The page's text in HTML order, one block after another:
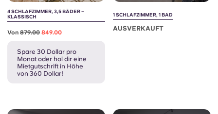
4 SCHLAFZIMMER, 3,5 BÄDER –
KLASSISCH
Von 879.00 849.00
Spare 30 Dollar pro
Monat oder hol dir eine
Mietgutschrift in Höhe
von 360 Dollar!
1 SCHLAFZIMMER, 1 BAD
AUSVERKAUFT